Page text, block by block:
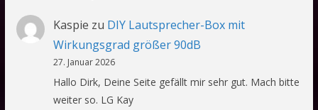
Kaspie zu DIY Lautsprecher-Box mit
Wirkungsgrad größer 90dB
27. Januar 2026
Hallo Dirk, Deine Seite gefällt mir sehr gut. Mach bitte
weiter so. LG Kay